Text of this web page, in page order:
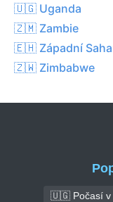
🇺🇬 Uganda
🇿🇲 Zambie
🇪🇭 Západní
🇿🇼 Zimbabwe
🇺🇬 Počasí v